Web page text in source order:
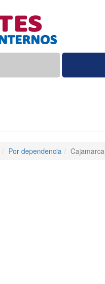
Por dependencia Cajamarca